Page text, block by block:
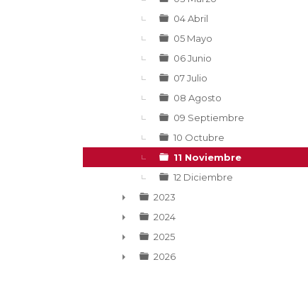
04 Abril
05 Mayo
06 Junio
07 Julio
08 Agosto
09 Septiembre
10 Octubre
11 Noviembre
12 Diciembre
►
2023
►
2024
►
2025
2026